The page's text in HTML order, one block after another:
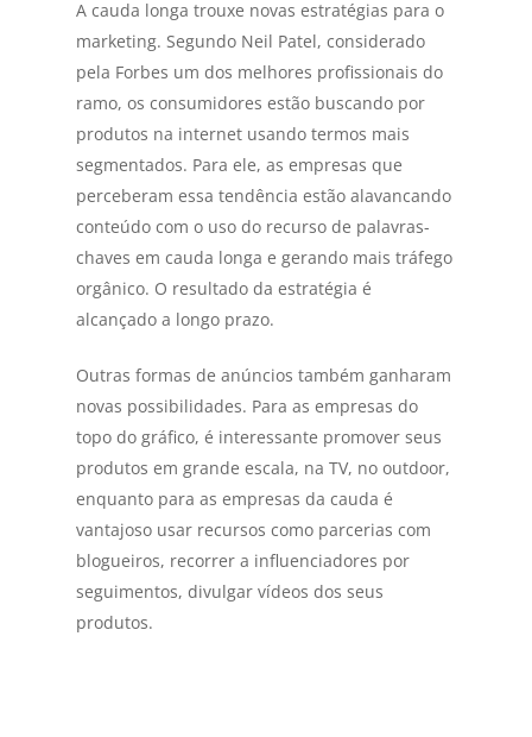
A cauda longa trouxe novas estratégias para o
marketing. Segundo Neil Patel, considerado
pela Forbes um dos melhores profissionais do
ramo, os consumidores estão buscando por
produtos na internet usando termos mais
segmentados. Para ele, as empresas que
perceberam essa tendência estão alavancando
conteúdo com o uso do recurso de palavras-
chaves em cauda longa e gerando mais tráfego
orgânico. O resultado da estratégia é
alcançado a longo prazo.
Outras formas de anúncios também ganharam
novas possibilidades. Para as empresas do
topo do gráfico, é interessante promover seus
produtos em grande escala, na TV, no outdoor,
enquanto para as empresas da cauda é
vantajoso usar recursos como parcerias com
blogueiros, recorrer a influenciadores por
seguimentos, divulgar vídeos dos seus
produtos.